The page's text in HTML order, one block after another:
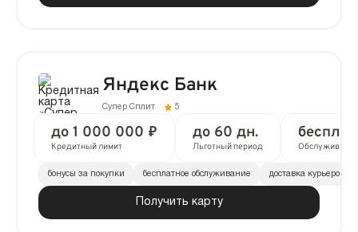
Яндекс Банк
Супер Сплит 5
до 1 000 000 ₽
Кредитный лимит
до 60 дн.
Льготный период Обслуживание
Получить карту
бонусы за покупки бесплатное обслуживание доставка курьером